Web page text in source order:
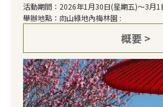
活動期間：2026年1月30日(星期五)～3月1
舉辦地點：向山綠地內梅林園 :
概要 >